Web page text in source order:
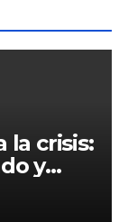
la crisis:
y